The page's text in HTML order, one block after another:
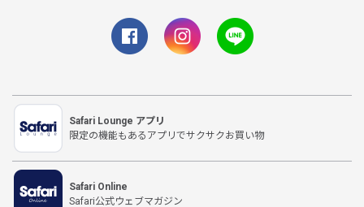
Safari Lounge アプリ
限定の機能もあるアプリでサクサクお買い物
Safari Online
Safari公式ウェブマガジン